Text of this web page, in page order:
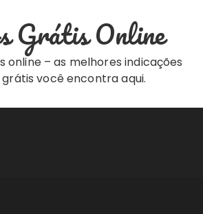
Grátis Online
online – as melhores indicações
você encontra aqui.